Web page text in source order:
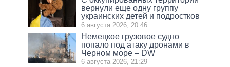
вернули еще одну группу
украинских детей и подростков
6 августа 2026, 20:46
Немецкое грузовое судно
попало под атаку дронами в
Черном море – DW
6 августа 2026, 21:29